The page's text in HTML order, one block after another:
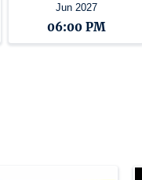
Jun 2027
06:00 PM